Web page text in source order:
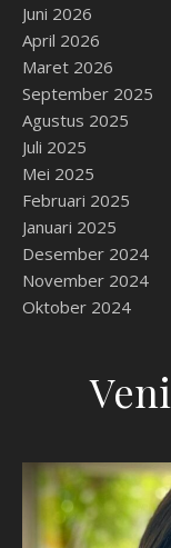
Juni 2026
April 2026
Maret 2026
September 2025
Agustus 2025
Juli 2025
Mei 2025
Februari 2025
Januari 2025
Desember 2024
November 2024
Oktober 2024